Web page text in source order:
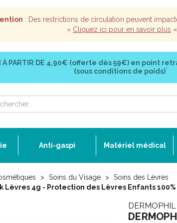
: Des restrictions de circulation peuvent
» Cliquez ici pour en savoir plus «
À PARTIR DE 4,90€ (offerte dès 59€) en point
(sous conditions de poids)*
Anti-gaspi Matériel médical
Soins du Visage
Soins des Lèvres
Lèvres 4g - Protection des Lèvres Enfants